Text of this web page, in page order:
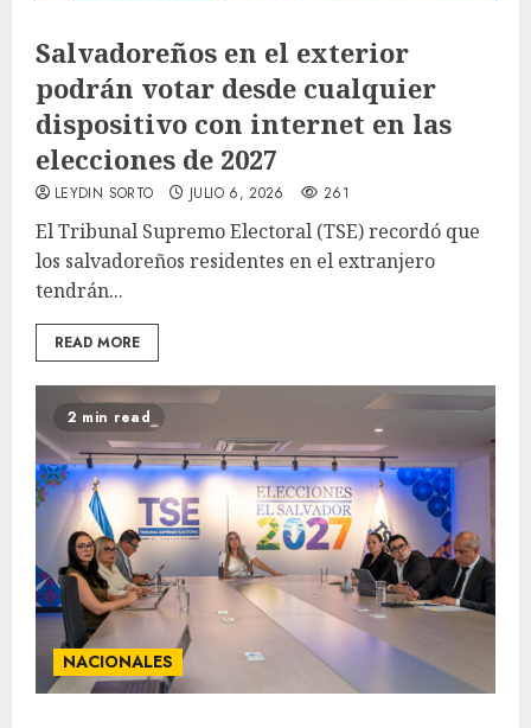
Salvadoreños en el exterior
podrán votar desde cualquier
dispositivo con internet en las
elecciones de 2027
LEYDIN SORTO JULIO 6, 2026 261
El Tribunal Supremo Electoral (TSE) recordó que
los salvadoreños residentes en el extranjero
tendrán...
READ MORE
2 min read
NACIONALES